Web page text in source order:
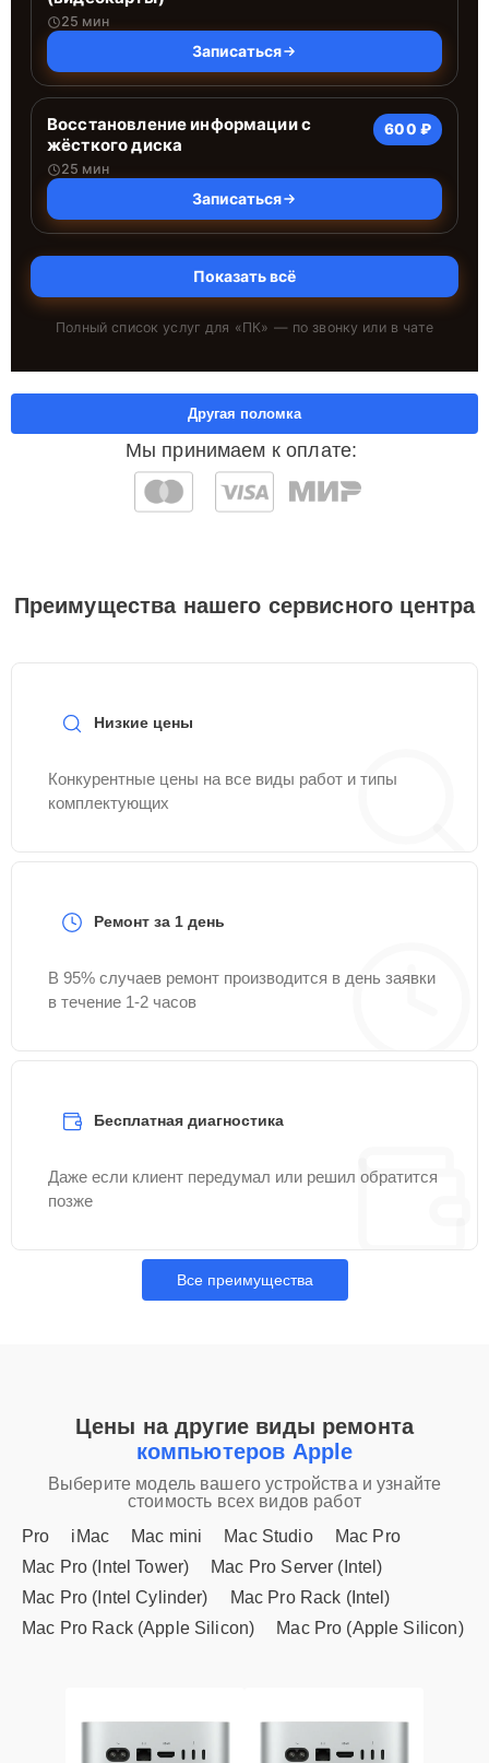
25 мин
Записаться
Восстановление информации с
жёсткого диска
25 мин
600 ₽
Записаться
Показать всё
Полный список услуг для «ПК» — по звонку или в чате
Мы принимаем к оплате:
Другая поломка
Преимущества нашего сервисного центра
Низкие цены
Конкурентные цены на все виды работ и типы
комплектующих
Ремонт за 1 день
В 95% случаев ремонт производится в день заявки
в течение 1-2 часов
Бесплатная диагностика
Даже если клиент передумал или решил обратится
позже
Все преимущества
Цены на другие виды ремонта
компьютеров Apple
Выберите модель вашего устройства и узнайте
стоимость всех видов работ
Pro
iMac Mac mini Mac Studio
Mac Pro
Mac Pro (Intel Tower)
Mac Pro Server (Intel)
Mac Pro (Intel Cylinder)
Mac Pro Rack (Intel)
Mac Pro Rack (Apple Silicon)
Mac Pro (Apple Silicon)